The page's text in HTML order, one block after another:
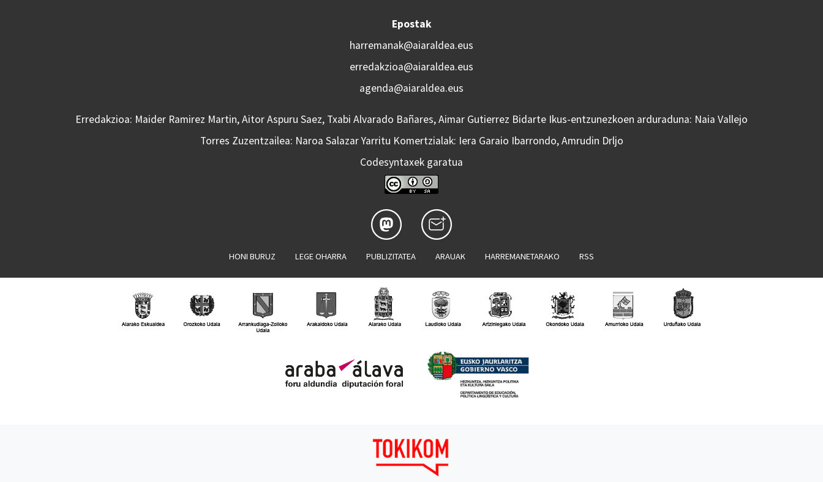
Epostak
harremanak@aiaraldea.eus
erredakzioa@aiaraldea.eus
agenda@aiaraldea.eus
Erredakzioa: Maider Ramirez Martin, Aitor Aspuru Saez, Txabi Alvarado Bañares, Aimar Gutierrez Bidarte Ikus-entzunezkoen arduraduna: Naia Vallejo
Torres Zuzentzailea: Naroa Salazar Yarritu Komertzialak: Iera Garaio Ibarrondo, Amrudin Drljo
Codesyntaxek garatua
HONI BURUZ LEGE OHARRA PUBLIZITATEA ARAUAK HARREMANETARAKO RSS